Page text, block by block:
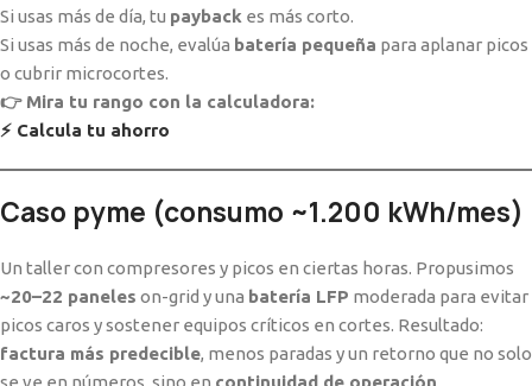
Si usas más de día, tu payback es más corto.
Si usas más de noche, evalúa batería pequeña para aplanar picos
o cubrir microcortes.
👉 Mira tu rango con la calculadora:
⚡ Calcula tu ahorro
Caso pyme (consumo ~1.200 kWh/mes)
Un taller con compresores y picos en ciertas horas. Propusimos
~20–22 paneles on-grid y una batería LFP moderada para evitar
picos caros y sostener equipos críticos en cortes. Resultado:
factura más predecible, menos paradas y un retorno que no solo
se ve en números, sino en continuidad de operación